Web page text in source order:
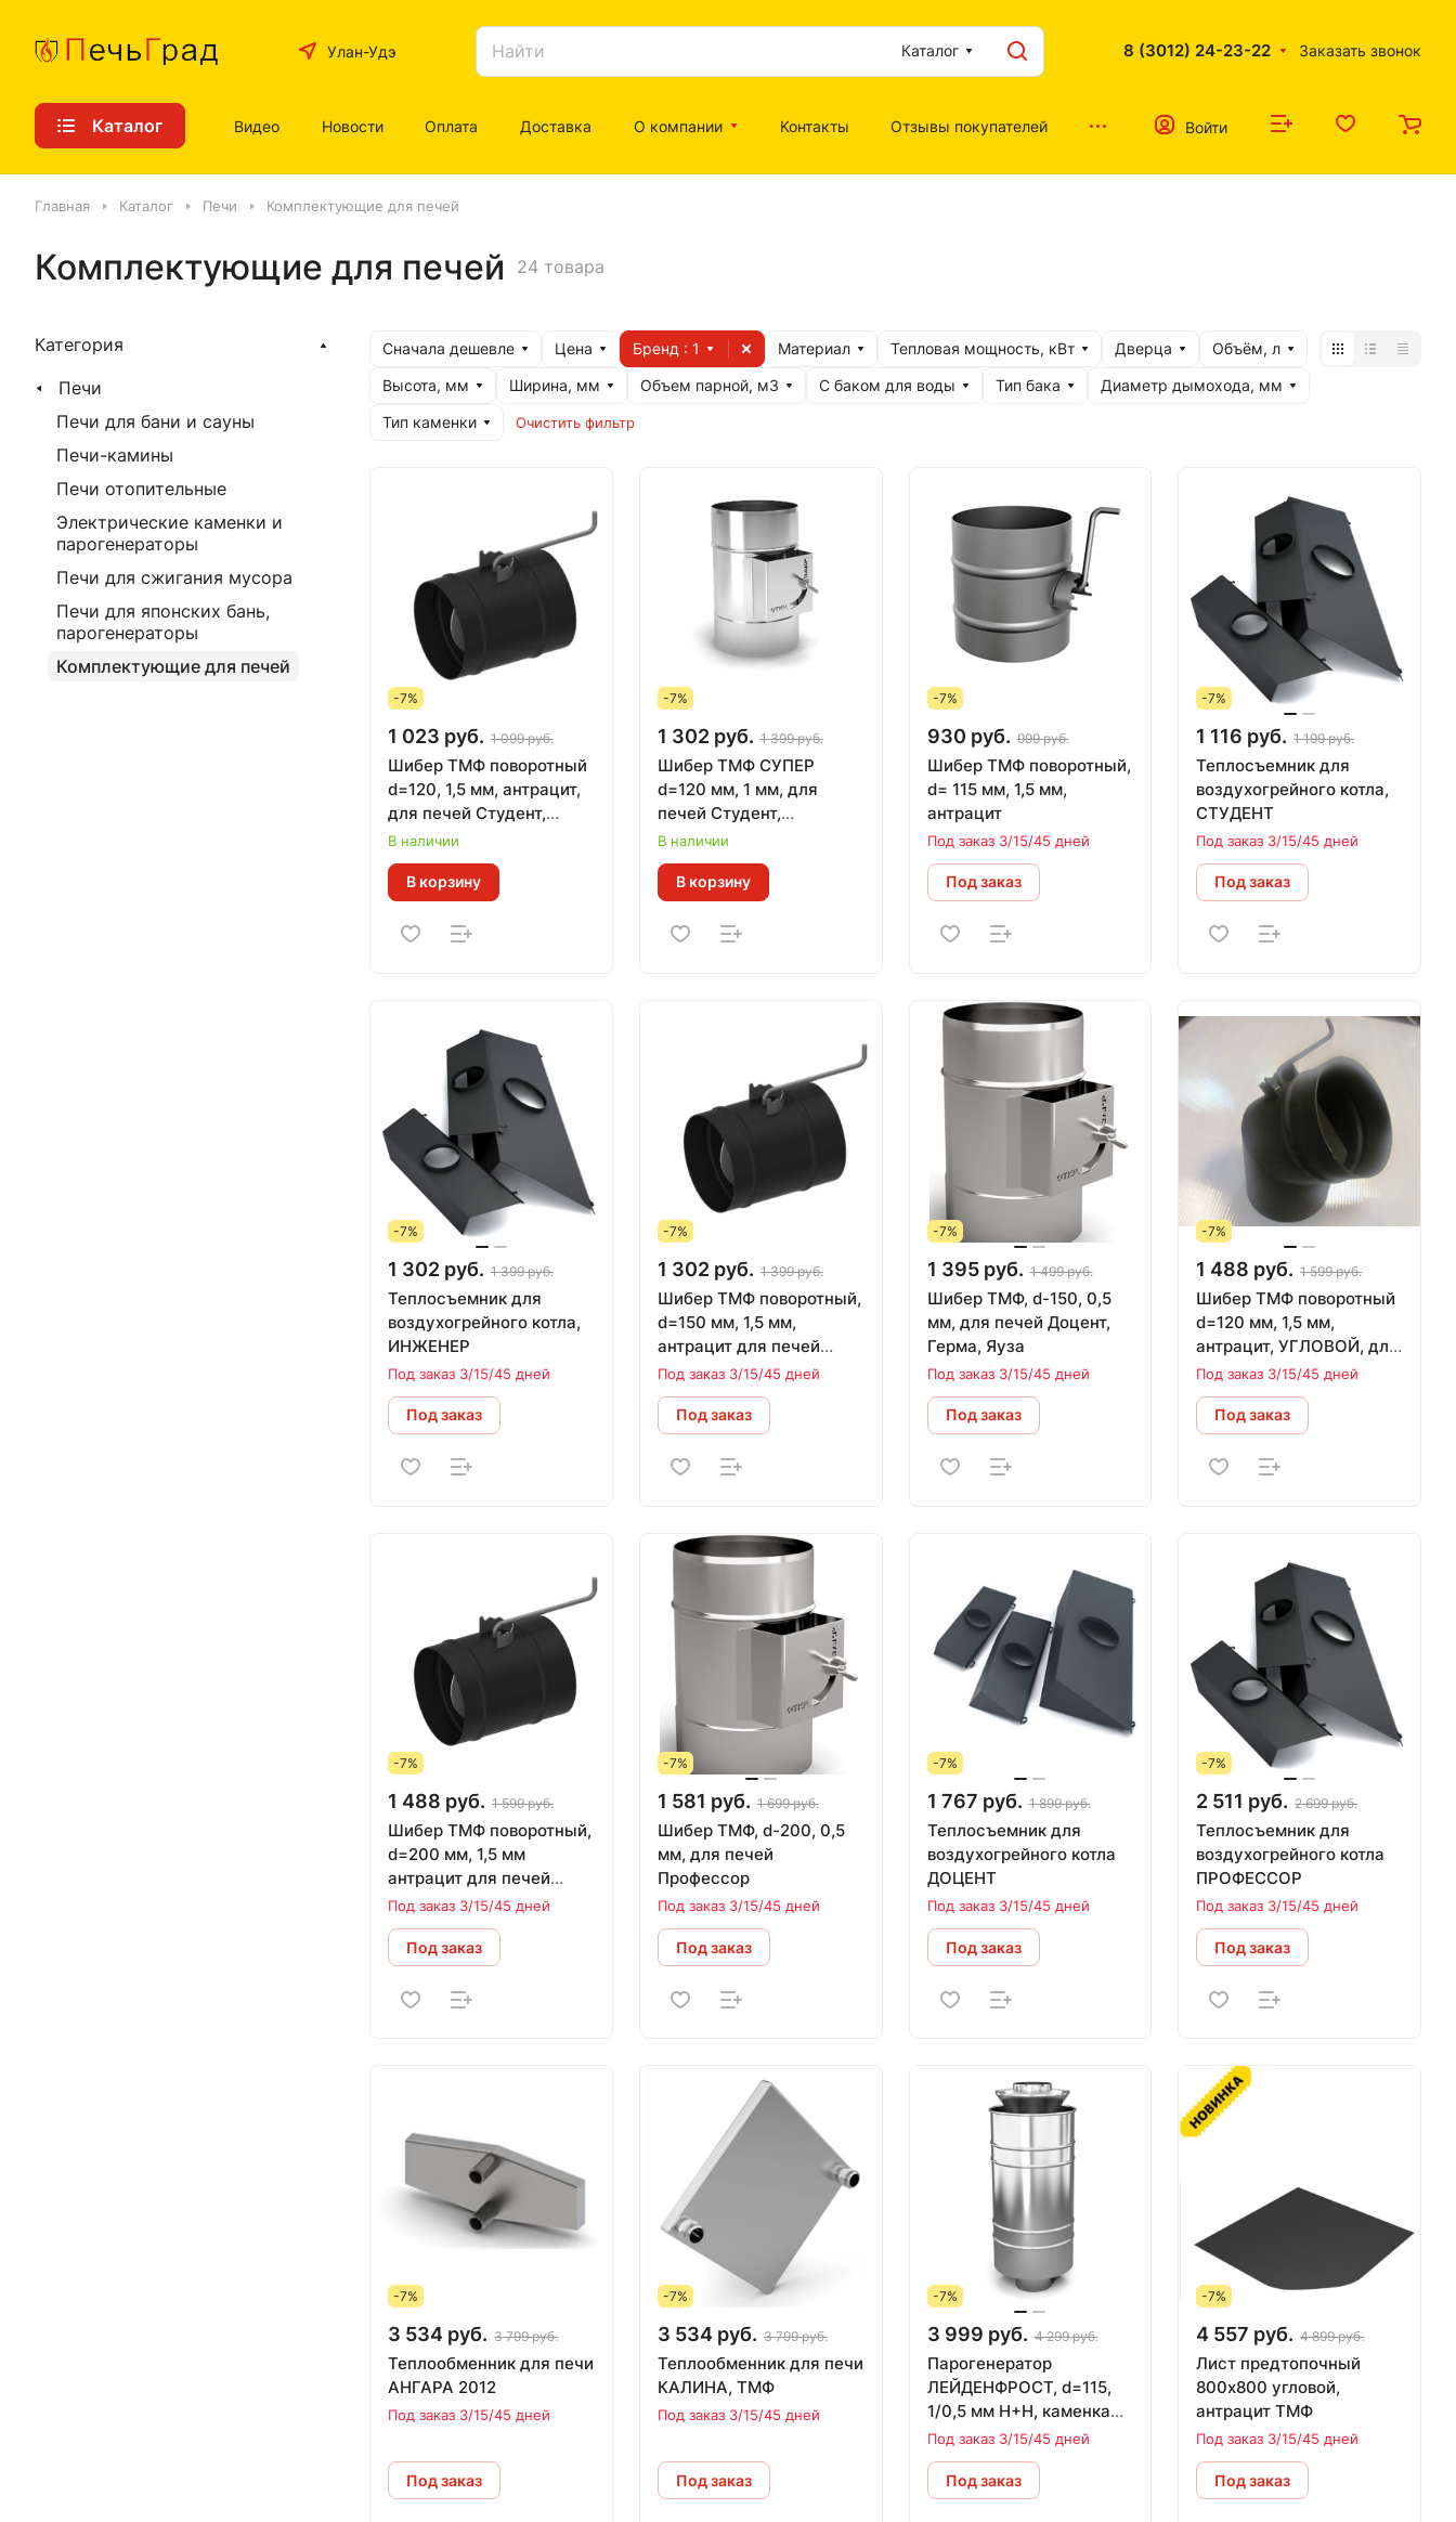
Улан-Удэ Каталог 8 (3012) 24-23-22 Заказать звонок
Каталог Видео Новости Оплата Доставка О компании Контакты Отзывы покупателей Войти
Главная Каталог Печи Комплектующие для печей
Комплектующие для печей 24 товара
Сначала дешевле Цена Бренд : 1 Материал Тепловая мощность, кВт Дверца
Объём, л
Высота, мм
Ширина, мм Объем парной, м3 С баком для воды Тип бака
Диаметр дымохода, мм
Тип каменки
Очистить фильтр
-7%
1 023 руб. 1 099 руб.
Шибер ТМФ поворотный
d=120, 1,5 мм, антрацит,
для печей Студент,
Инженер, Гимназист,
Профессор, Золушка,
Огонь-батарея, Лайт
В наличии
В корзину
-7%
1 302 руб. 1 399 руб.
Шибер ТМФ СУПЕР
d=120 мм, 1 мм, для
печей Студент,
Инженер, Гимназист,
Золушка, Огонь-
батарея, Лайт
В наличии
В корзину
-7%
930 руб. 999 руб.
Шибер ТМФ поворотный,
d= 115 мм, 1,5 мм,
антрацит
Под заказ 3/15/45 дней
Под заказ
-7%
1 116 руб. 1 199 руб.
Теплосъемник для
воздухогрейного котла,
СТУДЕНТ
Под заказ 3/15/45 дней
Под заказ
-7%
1 302 руб. 1 399 руб.
Теплосъемник для
воздухогрейного котла,
ИНЖЕНЕР
Под заказ 3/15/45 дней
Под заказ
-7%
1 302 руб. 1 399 руб.
Шибер ТМФ поворотный,
d=150 мм, 1,5 мм,
антрацит для печей
Доцент, Герма, Яуза,
Прагматик
Под заказ 3/15/45 дней
Под заказ
-7%
1 395 руб. 1 499 руб.
Шибер ТМФ, d-150, 0,5
мм, для печей Доцент,
Герма, Яуза
Под заказ 3/15/45 дней
Под заказ
-7%
1 488 руб. 1 599 руб.
Шибер ТМФ поворотный
d=120 мм, 1,5 мм,
антрацит, УГЛОВОЙ, для
печей ОГОНЬ-БАТАРЕЯ
Под заказ 3/15/45 дней
Под заказ
-7%
1 488 руб. 1 599 руб.
Шибер ТМФ поворотный,
d=200 мм, 1,5 мм
антрацит для печей
Профессор
Под заказ 3/15/45 дней
Под заказ
-7%
1 581 руб. 1 699 руб.
Шибер ТМФ, d-200, 0,5
мм, для печей
Профессор
Под заказ 3/15/45 дней
Под заказ
-7%
1 767 руб. 1 899 руб.
Теплосъемник для
воздухогрейного котла
ДОЦЕНТ
Под заказ 3/15/45 дней
Под заказ
-7%
2 511 руб. 2 699 руб.
Теплосъемник для
воздухогрейного котла
ПРОФЕССОР
Под заказ 3/15/45 дней
Под заказ
-7%
3 534 руб. 3 799 руб.
Теплообменник для печи
АНГАРА 2012
Под заказ 3/15/45 дней
Под заказ
-7%
3 534 руб. 3 799 руб.
Теплообменник для печи
КАЛИНА, ТМФ
Под заказ 3/15/45 дней
Под заказ
-7%
3 999 руб. 4 299 руб.
Парогенератор
ЛЕЙДЕНФРОСТ, d=115,
1/0,5 мм Н+Н, каменка
натрубная
Под заказ 3/15/45 дней
Под заказ
-7%
4 557 руб. 4 899 руб.
Лист предтопочный
800х800 угловой,
антрацит ТМФ
Под заказ 3/15/45 дней
Под заказ
Категория
Печи
Печи для бани и сауны
Печи-камины
Печи отопительные
Электрические каменки и
парогенераторы
Печи для сжигания мусора
Печи для японских бань,
парогенераторы
Комплектующие для печей